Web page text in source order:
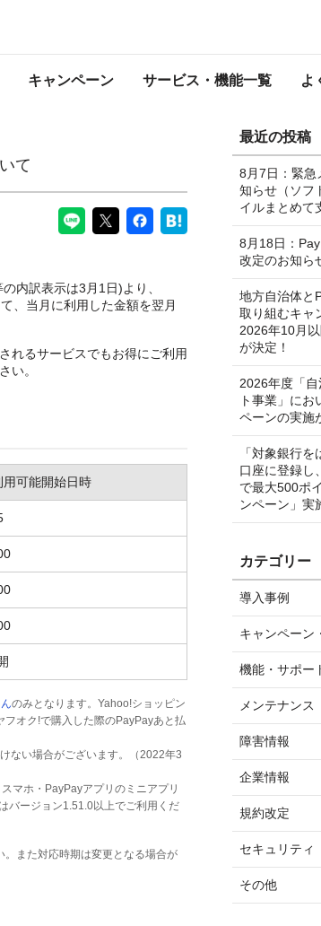
キャンペーン サービス・機能一覧 よ
らのお知らせ
て
内訳表示は3月1日)より、
、当月に利用した金額を翌月
れるサービスでもお得にご利用
い。
用可能開始日時
のみとなります。Yahoo!ショッピン
オク!で購入した際のPayPayあと払
ない場合がございます。（2022年3
マホ・PayPayアプリのミニアプリ
バージョン1.51.0以上でご利用くだ
また対応時期は変更となる場合が
最近の投稿
8月7日：緊急
知らせ（ソフ
イルまとめて
8月18日：
改定のお知ら
地方自治体と
取り組むキャ
2026年10月
が決定！
2026年度「
ト事業」にお
ペーンの実施
「対象銀行
口座に登録し
で最大500ポ
ンペーン」実
カテゴリー
導入事例
キャンペーン
機能・サポー
メンテナンス
障害情報
企業情報
規約改定
セキュリティ
その他